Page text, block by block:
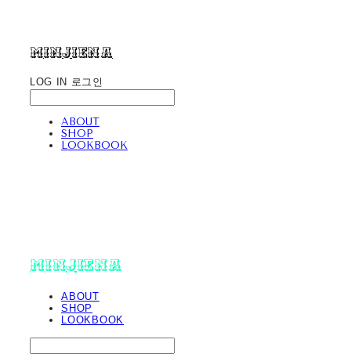
minjiena
LOG IN 로그인
ABOUT
SHOP
LOOKBOOK
minjiena
ABOUT
SHOP
LOOKBOOK